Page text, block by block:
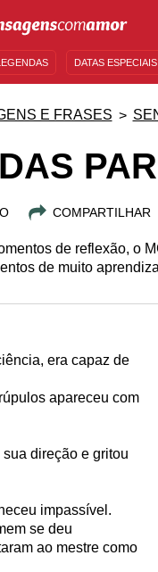
DATAS ESPECIAIS
E FRASES
COMPARTILHAR
de reflexão, o
de muito
era capaz de
apareceu com
direção e gritou
impassível.
se deu
ao mestre como